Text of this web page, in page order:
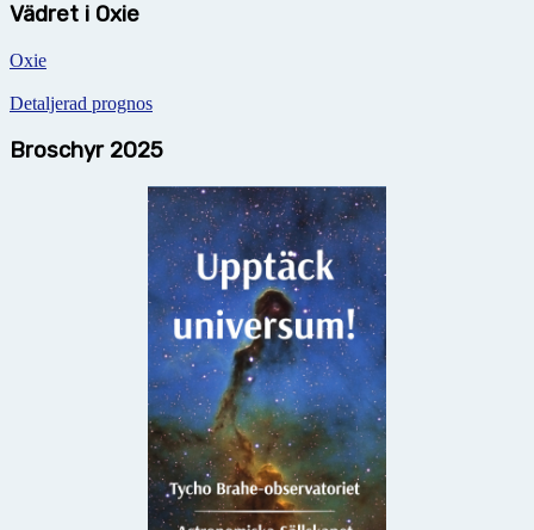
Vädret i Oxie
Oxie
Detaljerad prognos
Broschyr 2025